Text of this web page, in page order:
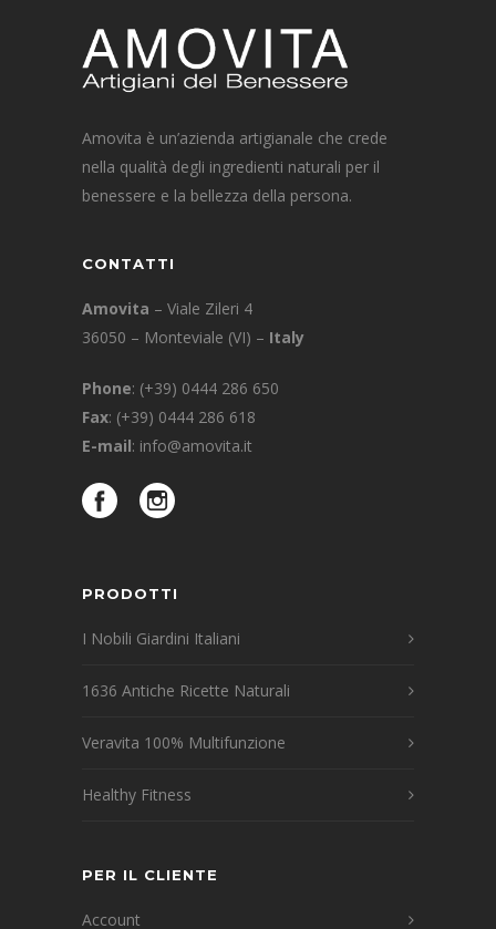
Amovita è un’azienda artigianale che crede
nella qualità degli ingredienti naturali per il
benessere e la bellezza della persona.
CONTATTI
Amovita – Viale Zileri 4
36050 – Monteviale (VI) – Italy
Phone: (+39) 0444 286 650
Fax: (+39) 0444 286 618
E-mail: info@amovita.it
PRODOTTI
I Nobili Giardini Italiani
1636 Antiche Ricette Naturali
Veravita 100% Multifunzione
Healthy Fitness
PER IL CLIENTE
Account